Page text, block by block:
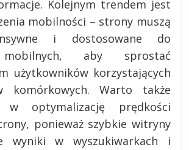
Kolejnym trendem jest
mobilności – strony muszą
i dostosowane do
aby sprostać
użytkowników korzystających
komórkowych. Warto także
w optymalizację prędkości
ponieważ szybkie witryny
wyniki w wyszukiwarkach i